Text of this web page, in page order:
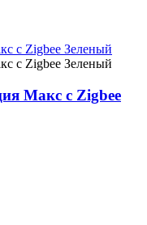
Макс с Zigbee